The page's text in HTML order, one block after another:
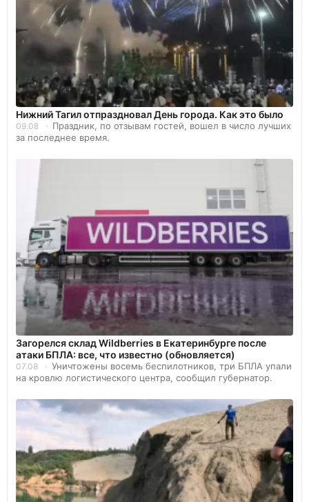
Нижний Тагил отпраздновал День города. Как это было
09.08
Праздник, по отзывам гостей, вошел в число лучших
за последнее время.
Загорелся склад Wildberries в Екатеринбурге после
атаки БПЛА: все, что известно (обновляется)
07.08
Уничтожены восемь беспилотников, три БПЛА упали
на кровлю логистического центра, сообщил губернатор.